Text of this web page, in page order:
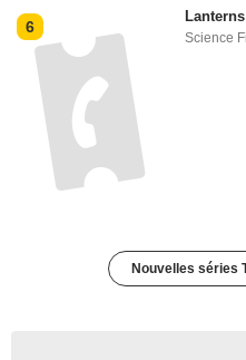
6
Lanterns
Science
Nouvelles séries